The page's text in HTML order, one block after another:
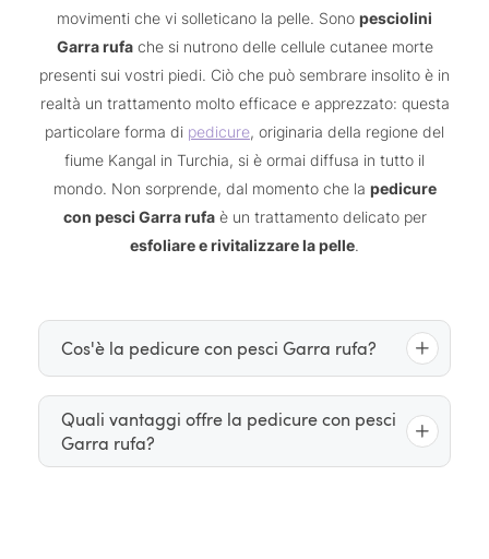
movimenti che vi solleticano la pelle. Sono pesciolini
Garra rufache si nutrono delle cellule cutanee morte
presenti sui vostri piedi. Ciò che può sembrare insolito è in
realtà un trattamento molto efficace e apprezzato: questa
particolare forma di pedicure, originaria della regione del
fiume Kangal in Turchia, si è ormai diffusa in tutto il
mondo. Non sorprende, dal momento che la pedicure
con pesci Garra rufaè un trattamento delicato per
esfoliare e rivitalizzare la pelle.
Cos'è la pedicure con pesci Garra rufa?
Durante questo trattamento, immergete i piedi in
un’apposita vasca in cui si trovano i
Quali vantaggi offre la pedicure con pesci
Garra rufa?